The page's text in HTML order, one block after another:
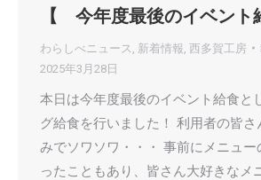
【 今年度最後のイベント
わらしべニュース 新着情報 西多賀工房
2025年3月28日
本日は今年度最後のイベント給食と
グ給食を行いました！ 利用者の皆さ
みでソワソワ・・・ 事前にメニュ
ったこともあり、皆さん大好きなメ